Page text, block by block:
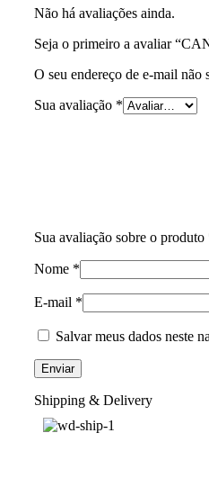
Não há avaliações ainda.
Seja o primeiro a avaliar
O seu endereço de e-mail não
Sua avaliação *
Sua avaliação sobre o produto
Nome *
E-mail *
Salvar meus dados neste
Shipping & Delivery